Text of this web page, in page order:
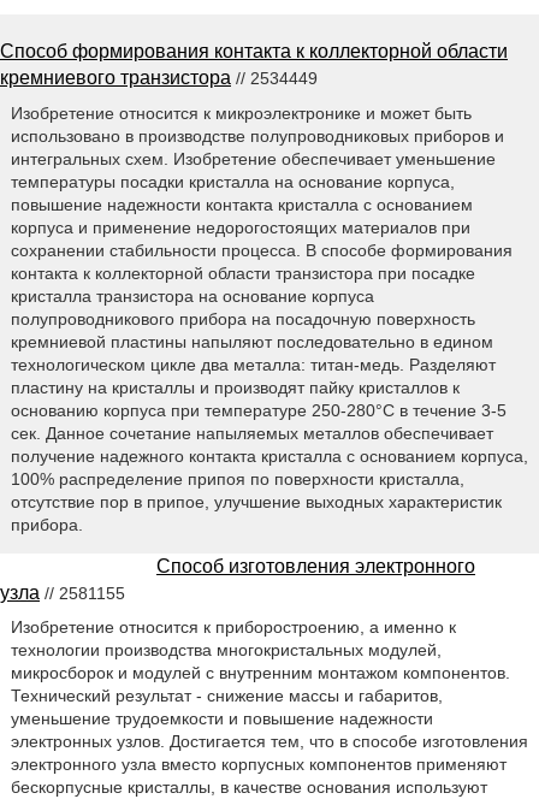
Способ формирования контакта к коллекторной области
кремниевого транзистора // 2534449
Изобретение относится к микроэлектронике и может быть
использовано в производстве полупроводниковых приборов и
интегральных схем. Изобретение обеспечивает уменьшение
температуры посадки кристалла на основание корпуса,
повышение надежности контакта кристалла с основанием
корпуса и применение недорогостоящих материалов при
сохранении стабильности процесса. В способе формирования
контакта к коллекторной области транзистора при посадке
кристалла транзистора на основание корпуса
полупроводникового прибора на посадочную поверхность
кремниевой пластины напыляют последовательно в едином
технологическом цикле два металла: титан-медь. Разделяют
пластину на кристаллы и производят пайку кристаллов к
основанию корпуса при температуре 250-280°C в течение 3-5
сек. Данное сочетание напыляемых металлов обеспечивает
получение надежного контакта кристалла с основанием корпуса,
100% распределение припоя по поверхности кристалла,
отсутствие пор в припое, улучшение выходных характеристик
прибора.
Способ изготовления электронного
узла // 2581155
Изобретение относится к приборостроению, а именно к
технологии производства многокристальных модулей,
микросборок и модулей с внутренним монтажом компонентов.
Технический результат - снижение массы и габаритов,
уменьшение трудоемкости и повышение надежности
электронных узлов. Достигается тем, что в способе изготовления
электронного узла вместо корпусных компонентов применяют
бескорпусные кристаллы, в качестве основания используют